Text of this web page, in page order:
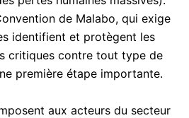
de Malabo, qui exige
identifient et protègent les
critiques contre tout type de
première étape importante.
aux acteurs du secteur